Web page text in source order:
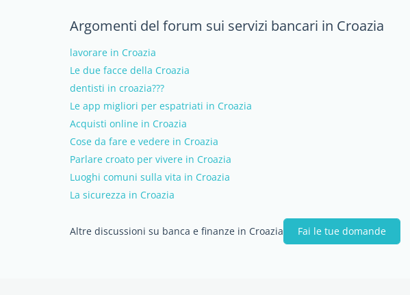
Argomenti del forum sui servizi bancari in Croazia
lavorare in Croazia
Le due facce della Croazia
dentisti in croazia???
Le app migliori per espatriati in Croazia
Acquisti online in Croazia
Cose da fare e vedere in Croazia
Parlare croato per vivere in Croazia
Luoghi comuni sulla vita in Croazia
La sicurezza in Croazia
Altre discussioni su banca e finanze in Croazia Fai le tue domande